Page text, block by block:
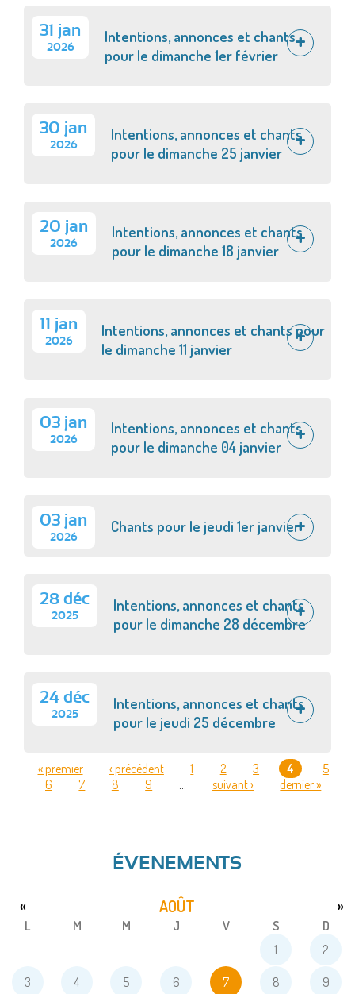
31 jan
2026
Intentions, annonces et chants
pour le dimanche 1er février
30 jan
2026
Intentions, annonces et chants
pour le dimanche 25 janvier
20 jan
2026
Intentions, annonces et chants
pour le dimanche 18 janvier
11 jan
2026
Intentions, annonces et chants pour
le dimanche 11 janvier
03 jan
2026
Intentions, annonces et chants
pour le dimanche 04 janvier
03 jan
2026
Chants pour le jeudi 1er janvier
28 déc
2025
Intentions, annonces et chants
pour le dimanche 28 décembre
24 déc
2025
Intentions, annonces et chants
pour le jeudi 25 décembre
PAGES
« premier ‹ précédent 1 2 3 4
5
6
7 8 9 … suivant › dernier »
ÉVENEMENTS
AOÛT
« »
L M M J V S
D
1
2
3 4 5 6 7 8 9